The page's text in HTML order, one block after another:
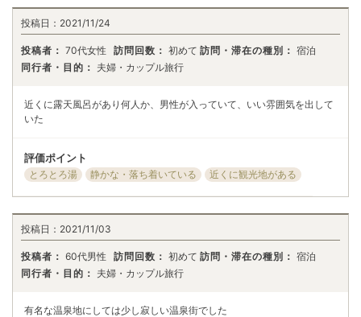
投稿日： 2021/11/24
投稿者： 70代女性 訪問回数： 初めて 訪問・滞在の種別： 宿泊
同行者・目的： 夫婦・カップル旅行
近くに露天風呂があり何人か、男性が入っていて、いい雰囲気を出して
いた
評価ポイント
とろとろ湯 静かな・落ち着いている 近くに観光地がある
投稿日： 2021/11/03
投稿者： 60代男性 訪問回数： 初めて 訪問・滞在の種別： 宿泊
同行者・目的： 夫婦・カップル旅行
有名な温泉地にしては少し寂しい温泉街でした